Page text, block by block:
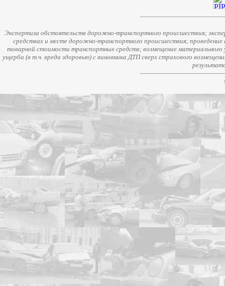
Экспертиза обстоятельств дорожно-транспортного происшествия;
средствах и месте дорожно-транспортного происшествия;
товарной стоимости транспортных средств; возмещение
ущерба (в т.ч. вреда здоровью) с виновника ДТП сверх страхового